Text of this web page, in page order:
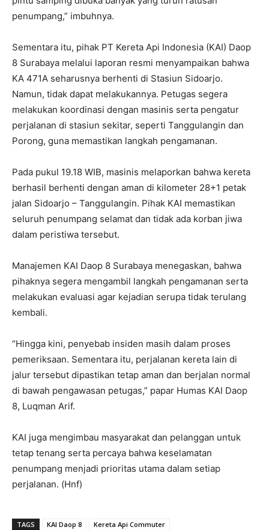
penumpang,” imbuhnya.
Sementara itu, pihak PT Kereta Api Indonesia (KAI) Daop
8 Surabaya melalui laporan resmi menyampaikan bahwa
KA 471A seharusnya berhenti di Stasiun Sidoarjo.
Namun, tidak dapat melakukannya. Petugas segera
melakukan koordinasi dengan masinis serta pengatur
perjalanan di stasiun sekitar, seperti Tanggulangin dan
Porong, guna memastikan langkah pengamanan.
Pada pukul 19.18 WIB, masinis melaporkan bahwa kereta
berhasil berhenti dengan aman di kilometer 28+1 petak
jalan Sidoarjo – Tanggulangin. Pihak KAI memastikan
seluruh penumpang selamat dan tidak ada korban jiwa
dalam peristiwa tersebut.
Manajemen KAI Daop 8 Surabaya menegaskan, bahwa
pihaknya segera mengambil langkah pengamanan serta
melakukan evaluasi agar kejadian serupa tidak terulang
kembali.
“Hingga kini, penyebab insiden masih dalam proses
pemeriksaan. Sementara itu, perjalanan kereta lain di
jalur tersebut dipastikan tetap aman dan berjalan normal
di bawah pengawasan petugas,” papar Humas KAI Daop
8, Luqman Arif.
KAI juga mengimbau masyarakat dan pelanggan untuk
tetap tenang serta percaya bahwa keselamatan
penumpang menjadi prioritas utama dalam setiap
perjalanan. (Hnf)
TAGS KAI Daop 8
Kereta Api Commuter